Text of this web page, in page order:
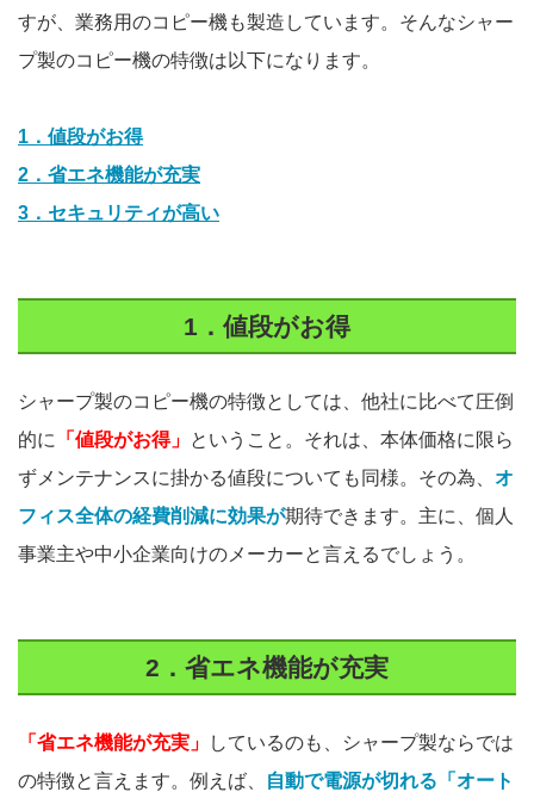
すが、業務用のコピー機も製造しています。そんなシャー
プ製のコピー機の特徴は以下になります。
1．値段がお得
2．省エネ機能が充実
3．セキュリティが高い
1．値段がお得
シャープ製のコピー機の特徴としては、他社に比べて圧倒
的に
「値段がお得」 ということ。それは、本体価格に限ら
ずメンテナンスに掛かる値段についても同様。その為、 オ
フィス全体の経費削減に効果が期待できます。主に、個人
事業主や中小企業向けのメーカーと言えるでしょう。
2．省エネ機能が充実
「省エネ機能が充実」
しているのも、シャープ製ならでは
の特徴と言えます。例えば、
自動で電源が切れる「オート